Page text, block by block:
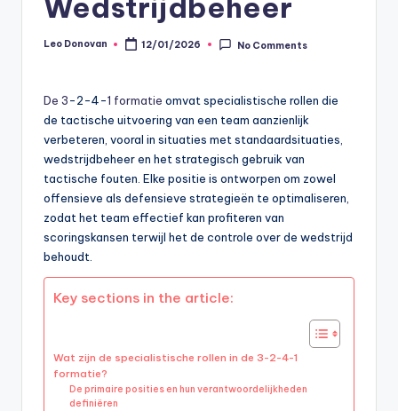
Posted
Leo Donovan 12/01/2026 No Comments
De 3-2-4-1 formatie omvat specialistische rollen die
de tactische uitvoering van een team aanzienlijk
verbeteren, vooral in situaties met standaardsituaties,
wedstrijdbeheer en het strategisch gebruik van
tactische fouten. Elke positie is ontworpen om zowel
offensieve als defensieve strategieën te optimaliseren,
zodat het team effectief kan profiteren van
scoringskansen terwijl het de controle over de wedstrijd
behoudt.
Key sections in the article:
Wat zijn de specialistische rollen in de 3-2-4-1
formatie?
De primaire posities en hun verantwoordelijkheden
definiëren